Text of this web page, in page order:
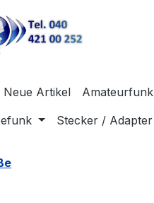
Neue Artikel Amateurfunk
Stecker / Adapter